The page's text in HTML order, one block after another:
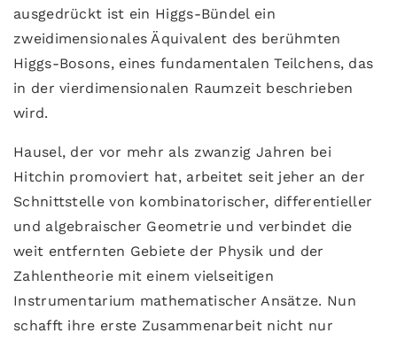
ausgedrückt ist ein Higgs-Bündel ein
zweidimensionales Äquivalent des berühmten
Higgs-Bosons, eines fundamentalen Teilchens, das
in der vierdimensionalen Raumzeit beschrieben
wird.
Hausel, der vor mehr als zwanzig Jahren bei
Hitchin promoviert hat, arbeitet seit jeher an der
Schnittstelle von kombinatorischer, differentieller
und algebraischer Geometrie und verbindet die
weit entfernten Gebiete der Physik und der
Zahlentheorie mit einem vielseitigen
Instrumentarium mathematischer Ansätze. Nun
schafft ihre erste Zusammenarbeit nicht nur